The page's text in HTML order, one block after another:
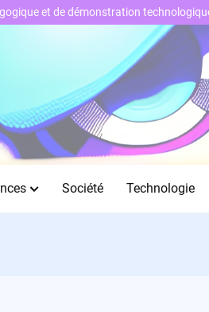
Société Technologie
et de démonstration